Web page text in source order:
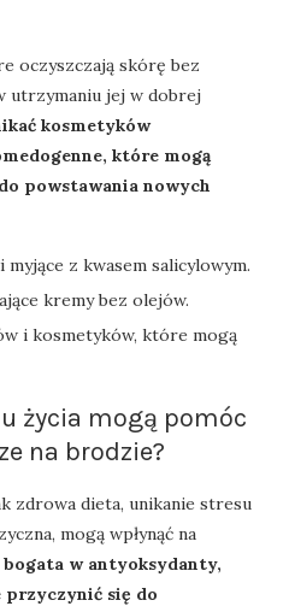
oczyszczają skórę bez
utrzymaniu jej w dobrej
kosmetyków
które mogą
powstawania nowych
z kwasem salicylowym.
kremy bez olejów.
i kosmetyków, które mogą
życia mogą pomóc
na brodzie?
zdrowa dieta, unikanie stresu
mogą wpłynąć na
w antyoksydanty,
się do